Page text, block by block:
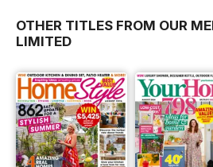
OTHER TITLES FROM OUR
LIMITED